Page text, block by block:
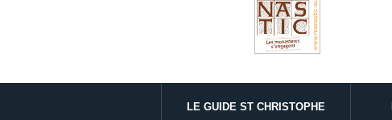
LE GUIDE ST CHRISTOPHE